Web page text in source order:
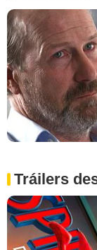
Tráilers